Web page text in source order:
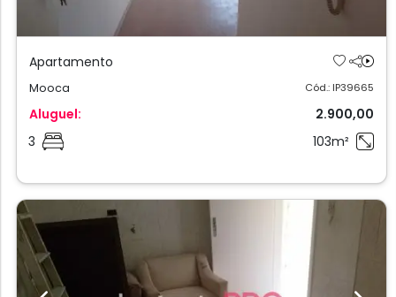
Apartamento
Mooca Cód.: IP39665
Aluguel:
2.900,00
3
103m²